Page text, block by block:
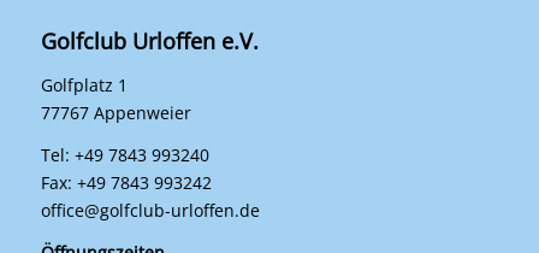
Golfclub Urloffen e.V.
Golfplatz 1
77767 Appenweier
Tel: +49 7843 993240
Fax: +49 7843 993242
office@golfclub-urloffen.de